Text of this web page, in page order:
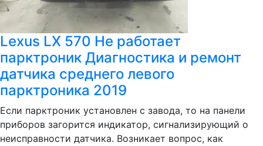
Lexus LX 570 Не работает
парктроник Диагностика и ремонт
датчика среднего левого
парктроника 2019
Если парктроник установлен с завода, то на панели
приборов загорится индикатор, сигнализирующий о
неисправности датчика. Возникает вопрос, как